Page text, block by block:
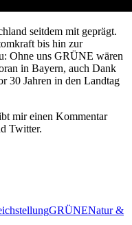
seitdem mit geprägt.
bis hin zur
Ohne uns GRÜNE wären
in Bayern, auch Dank
30 Jahren in den Landtag
mir einen Kommentar
Twitter.
GRÜNENatur &